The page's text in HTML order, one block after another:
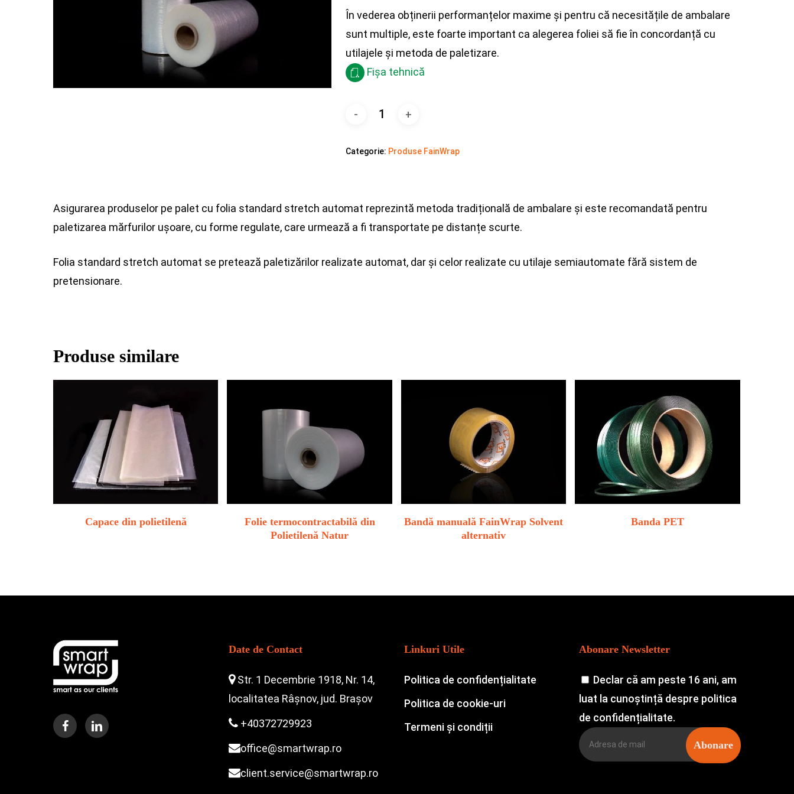
În vederea obținerii performanțelor maxime și pentru că necesitățile de ambalare
sunt multiple, este foarte important ca alegerea foliei să fie în concordanță cu
utilajele și metoda de paletizare.
Fișa tehnică
Categorie: Produse FainWrap
Asigurarea produselor pe palet cu folia standard stretch automat reprezintă metoda tradițională de ambalare și este recomandată pentru
paletizarea mărfurilor ușoare, cu forme regulate, care urmează a fi transportate pe distanțe scurte.
Folia standard stretch automat se pretează paletizărilor realizate automat, dar și celor realizate cu utilaje semiautomate fără sistem de
pretensionare.
Produse similare
Capace din polietilenă
Folie termocontractabilă din
Polietilenă Natur
Bandă manuală FainWrap Solvent
alternativ
Banda PET
Date de Contact
Str. 1 Decembrie 1918, Nr. 14,
localitatea Râșnov, jud. Brașov
+40372729923
office@smartwrap.ro
client.service@smartwrap.ro
Linkuri Utile
Politica de confidențialitate
Politica de cookie-uri
Termeni și condiții
Abonare Newsletter
Declar că am peste 16 ani, am
luat la cunoștință despre politica
de confidențialitate.